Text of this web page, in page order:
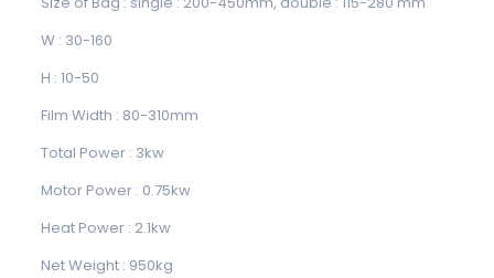
W : 30-160
H : 10-50
Film Width : 80-310mm
Total Power : 3kw
Motor Power : 0.75kw
Heat Power : 2.1kw
Net Weight : 950kg